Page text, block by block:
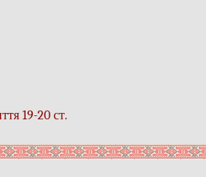
19-20 ст.